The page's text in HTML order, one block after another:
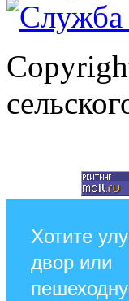
Хотите
двор или